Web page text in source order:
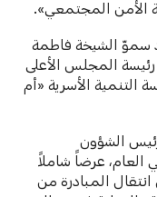
الأمن المجتمعي».
سموّ الشيخة فاطمة
رئيسة المجلس الأعلى
التنمية الأسرية «أم
الشؤون
العام، عرضاً شاملاً
انتقال المبادرة من